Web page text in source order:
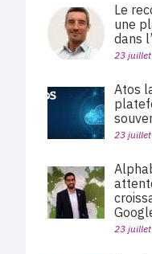
Le
une
dans
23
Atos
23
23